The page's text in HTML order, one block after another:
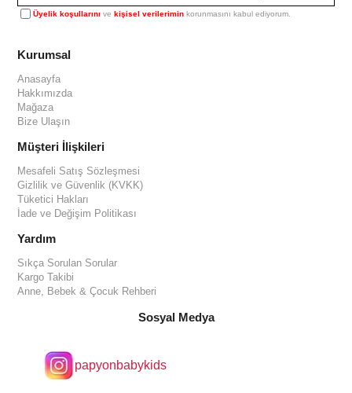
Üyelik koşullarını vekişisel verilerimin korunmasını kabul ediyorum.
Kurumsal
Anasayfa
Hakkımızda
Mağaza
Bize Ulaşın
Müşteri İlişkileri
Mesafeli Satış Sözleşmesi
Gizlilik ve Güvenlik (KVKK)
Tüketici Hakları
İade ve Değişim Politikası
Yardım
Sıkça Sorulan Sorular
Kargo Takibi
Anne, Bebek & Çocuk Rehberi
Sosyal Medya
papyonbabykids